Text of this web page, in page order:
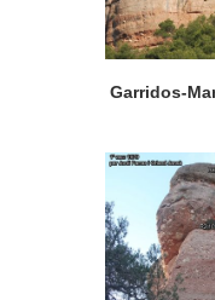
Garridos-